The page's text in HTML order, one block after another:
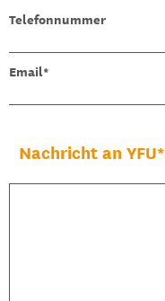
Telefonnummer
Email
Nachricht an YFU*